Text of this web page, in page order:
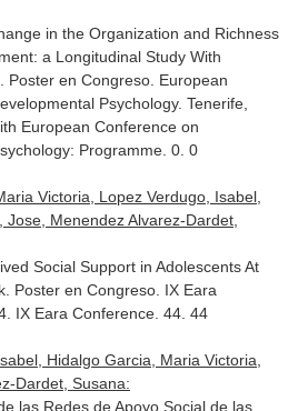
in the Organization and Richness
a Longitudinal Study With
Poster en Congreso. European
Psychology. Tenerife,
European Conference on
Programme. 0. 0
Victoria, Lopez Verdugo, Isabel,
Jose, Menendez Alvarez-Dardet,
Social Support in Adolescents At
Poster en Congreso. IX Eara
IX Eara Conference. 44. 44
Hidalgo Garcia, Maria Victoria,
Dardet, Susana:
las Redes de Apoyo Social de las